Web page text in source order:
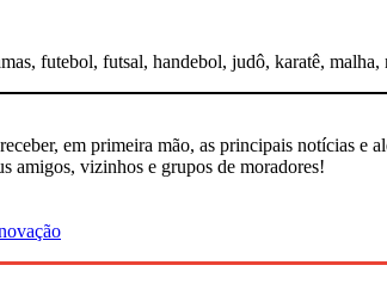
futebol, futsal, handebol, judô, karatê,
em primeira mão, as principais notícias e
amigos, vizinhos e grupos de moradores!